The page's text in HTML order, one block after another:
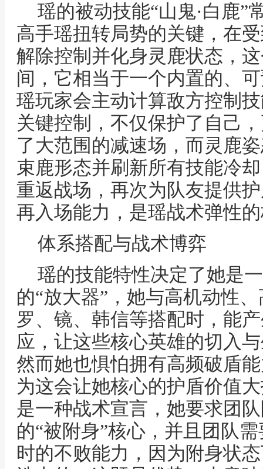
瑶的被动技能“山鬼·白鹿”
高手瑶扭转局势的关键，在
解除控制并化身灵鹿状态，
间，它相当于一个内置的、
瑶玩家会主动计算敌方控制
关键控制，不仅保护了自己
了大范围的减速场，而灵鹿
束鹿形态并刷新所有技能冷
重返战场，再次为队友提供
再入场能力，是瑶战术弹性
体系搭配与战术博弈
瑶的技能特性决定了她是
的“放大器”，她与高机动性
罗、镜、韩信等搭配时，能
应，让这些核心英雄的切入
然而她也惧怕拥有高频破盾
为这会让她核心的护盾价值
是一种战术宣言，她要求团
的“被附身”核心，并且团队
时的不败能力，因为附身状